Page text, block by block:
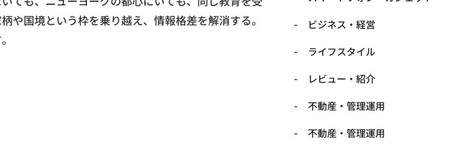
や国境という枠を乗り越え、 情報格差を解消する。
ビジネス・経営
ライフスタイル
レビュー・紹介
不動産・管理運用
不動産・管理運用